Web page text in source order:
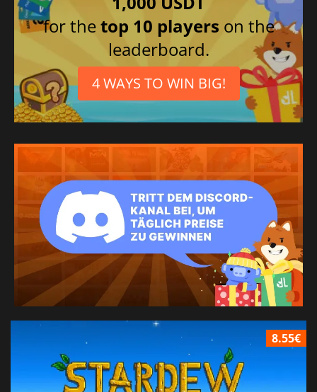
for thetop 10 players on the
leaderboard.
4 WAYS TO WIN BIG!
8.55€